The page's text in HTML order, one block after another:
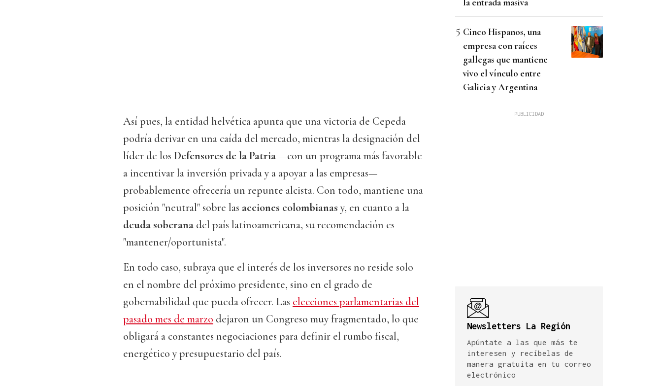
Así pues, la entidad helvética apunta que una victoria de Cepeda
podría derivar en una caída del mercado, mientras la designación del
líder de los Defensores de la Patria—con un programa más favorable
a incentivar la inversión privada y a apoyar a las empresas—
probablemente ofrecería un repunte alcista. Con todo, mantiene una
posición "neutral" sobre las acciones colombianas y, en cuanto a la
deuda soberana del país latinoamericana, su recomendación es
"mantener/oportunista".
En todo caso, subraya que el interés de los inversores no reside solo
en el nombre del próximo presidente, sino en el grado de
gobernabilidad que pueda ofrecer. Las elecciones parlamentarias del
pasado mes de marzo dejaron un Congreso muy fragmentado, lo que
obligará a constantes negociaciones para definir el rumbo fiscal,
energético y presupuestario del país.
Cinco Hispanos, una
empresa con raíces
gallegas que mantiene
vivo el vínculo entre
Galicia y Argentina
Newsletters La Región
Apúntate a las que más te
interesen y recíbelas de
manera gratuita en tu correo
electrónico